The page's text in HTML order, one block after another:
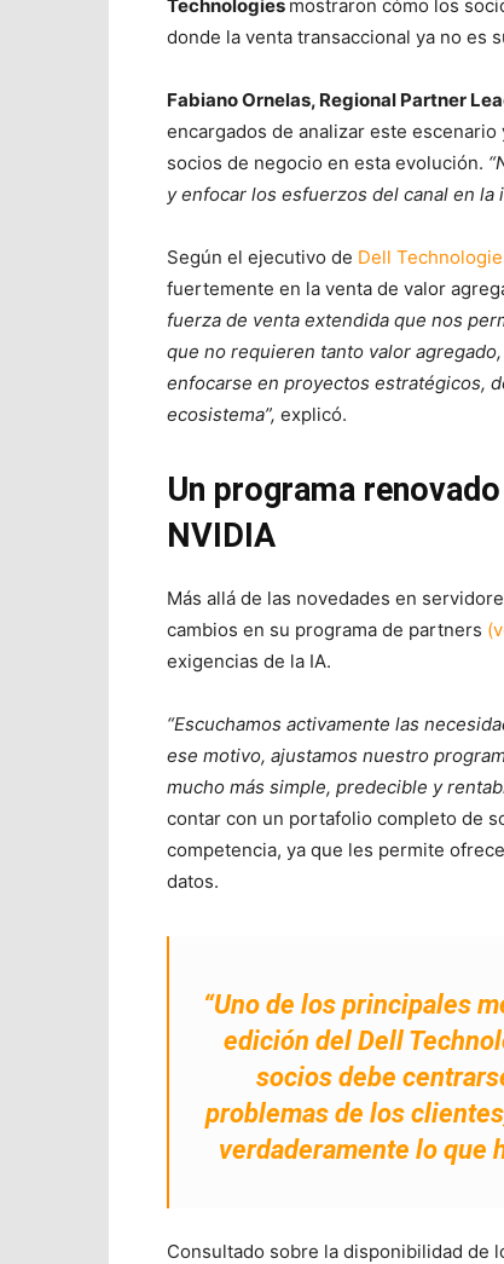
Technologies mostraron cómo los
donde la venta transaccional ya no es
Fabiano Ornelas, Regional Partner
encargados de analizar este
socios de negocio en esta evolución.
y enfocar los esfuerzos del canal en la
Según el ejecutivo de Dell
fuertemente en la venta de valor
fuerza de venta extendida que nos
que no requieren tanto valor
enfocarse en proyectos estratégicos,
ecosistema”, explicó.
Un programa
NVIDIA
Más allá de las novedades en
cambios en su programa de partners
exigencias de la IA.
“Escuchamos activamente las
ese motivo, ajustamos nuestro
mucho más simple, predecible y
contar con un portafolio completo de
competencia, ya que les permite
datos.
“Uno de los principales
edición del Dell
socios debe
problemas de los
verdaderamente lo que
Consultado sobre la disponibilidad de